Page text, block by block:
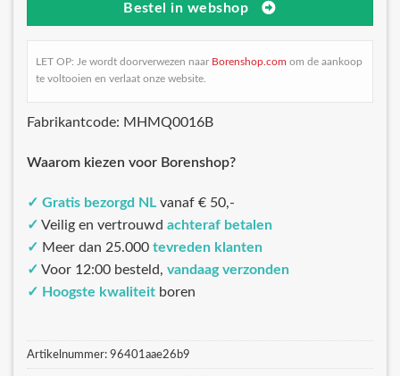
Bestel in webshop
LET OP: Je wordt doorverwezen naar Borenshop.com om de aankoop
te voltooien en verlaat onze website.
Fabrikantcode: MHMQ0016B
Waarom kiezen voor Borenshop?
✓ Gratis bezorgd NL vanaf € 50,-
✓ Veilig en vertrouwd achteraf betalen
✓ Meer dan 25.000 tevreden klanten
✓ Voor 12:00 besteld, vandaag verzonden
✓ Hoogste kwaliteit boren
Artikelnummer: 96401aae26b9